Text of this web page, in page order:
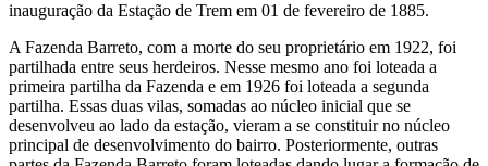
inauguração da Estação de Trem em 01 de fevereiro de 1885.
A Fazenda Barreto, com a morte do seu proprietário em 1922, foi
partilhada entre seus herdeiros. Nesse mesmo ano foi loteada a
primeira partilha da Fazenda e em 1926 foi loteada a segunda
partilha. Essas duas vilas, somadas ao núcleo inicial que se
desenvolveu ao lado da estação, vieram a se constituir no núcleo
principal de desenvolvimento do bairro. Posteriormente, outras